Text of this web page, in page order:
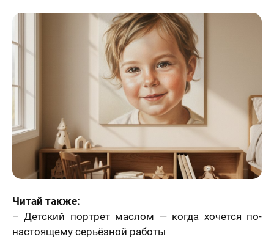
Читай также:
–Детский портрет маслом — когда хочется по-
настоящему серьёзной работы